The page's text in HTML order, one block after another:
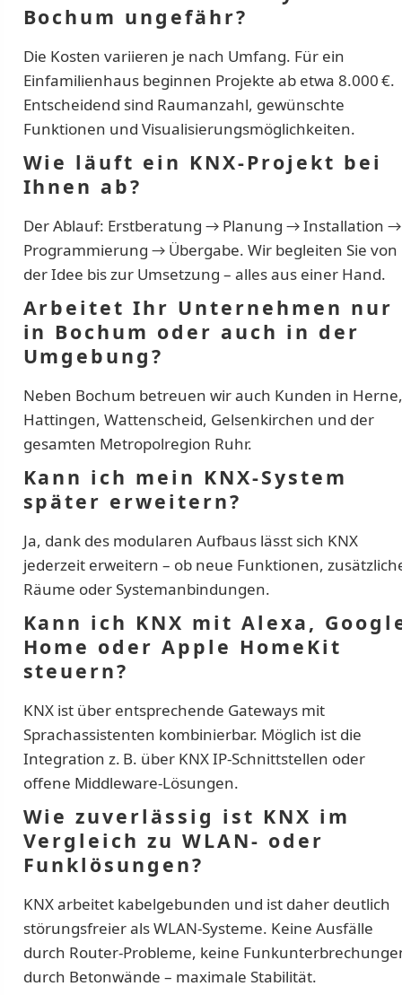
Bochum ungefähr?
Die Kosten variieren je nach Umfang. Für ein
Einfamilienhaus beginnen Projekte ab etwa 8.000 €.
Entscheidend sind Raumanzahl, gewünschte
Funktionen und Visualisierungsmöglichkeiten.
Wie läuft ein KNX-Projekt bei
Ihnen ab?
Der Ablauf: Erstberatung → Planung → Installation →
Programmierung → Übergabe. Wir begleiten Sie von
der Idee bis zur Umsetzung – alles aus einer Hand.
Arbeitet Ihr Unternehmen nur
in Bochum oder auch in der
Umgebung?
Neben Bochum betreuen wir auch Kunden in Herne,
Hattingen, Wattenscheid, Gelsenkirchen und der
gesamten Metropolregion Ruhr.
Kann ich mein KNX-System
später erweitern?
Ja, dank des modularen Aufbaus lässt sich KNX
jederzeit erweitern – ob neue Funktionen,
Räume oder Systemanbindungen.
Kann ich KNX mit Alexa,
Home oder Apple HomeKit
steuern?
KNX ist über entsprechende Gateways mit
Sprachassistenten kombinierbar. Möglich ist die
Integration z. B. über KNX IP-Schnittstellen oder
offene Middleware-Lösungen.
Wie zuverlässig ist KNX im
Vergleich zu WLAN- oder
Funklösungen?
KNX arbeitet kabelgebunden und ist daher deutlich
störungsfreier als WLAN-Systeme. Keine Ausfälle
durch Router-Probleme, keine
durch Betonwände – maximale Stabilität.